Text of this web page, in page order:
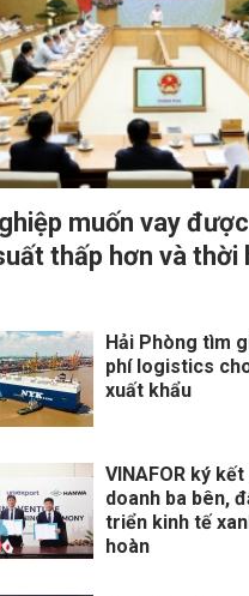
muốn vay
thấp hơn và thời
Hải Phòng tìm
phí logistics
xuất khẩu
VINAFOR ký
doanh ba bên,
triển kinh tế
hoàn